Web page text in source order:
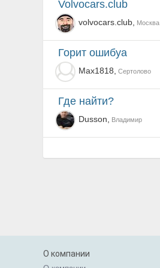
volvocars.club
volvocars.club, Москва
Горит ошибуа
Max1818, Сертолово
где найти?
Dusson, Владимир
О компании